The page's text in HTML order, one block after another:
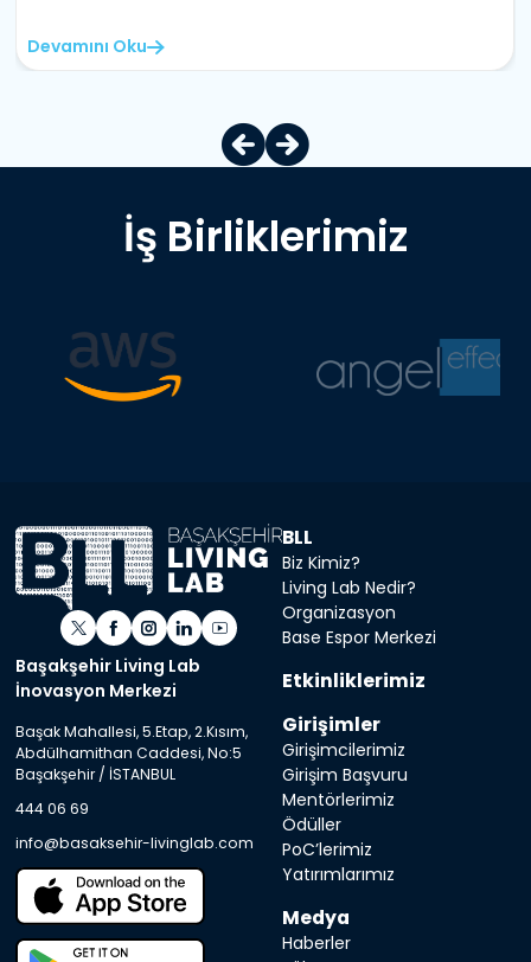
Devamını Oku
İş Birliklerimiz
BLL
Biz Kimiz?
Living Lab Nedir?
Organizasyon
Base Espor Merkezi
Etkinliklerimiz
Girişimler
Girişimcilerimiz
Girişim Başvuru
Mentörlerimiz
Ödüller
PoC’lerimiz
Yatırımlarımız
Medya
Haberler
Başakşehir Living Lab
İnovasyon Merkezi
Başak Mahallesi, 5.Etap, 2.Kısım,
Abdülhamithan Caddesi, No:5
Başakşehir / İSTANBUL
444 06 69
info@basaksehir-livinglab.com